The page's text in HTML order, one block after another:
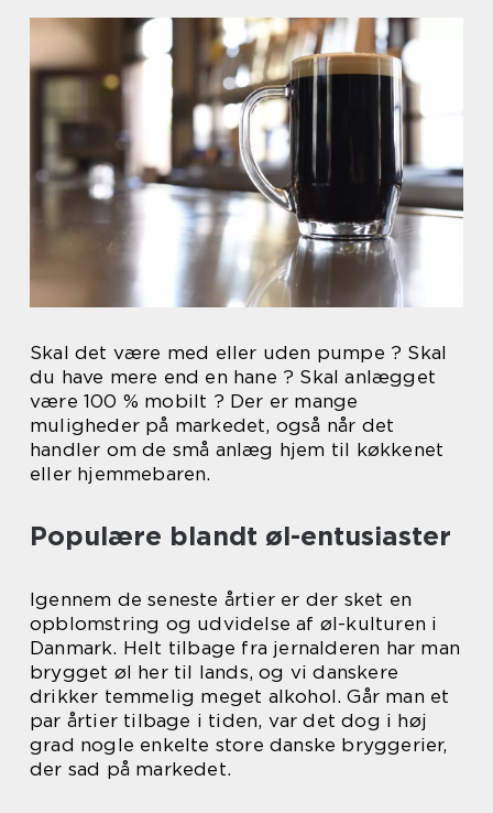
Skal det være med eller uden pumpe ? Skal
du have mere end en hane ? Skal anlægget
være 100 % mobilt ? Der er mange
muligheder på markedet, også når det
handler om de små anlæg hjem til køkkenet
eller hjemmebaren.
Populære blandt øl-entusiaster
Igennem de seneste årtier er der sket en
opblomstring og udvidelse af øl-kulturen i
Danmark. Helt tilbage fra jernalderen har man
brygget øl her til lands, og vi danskere
drikker temmelig meget alkohol. Går man et
par årtier tilbage i tiden, var det dog i høj
grad nogle enkelte store danske bryggerier,
der sad på markedet.